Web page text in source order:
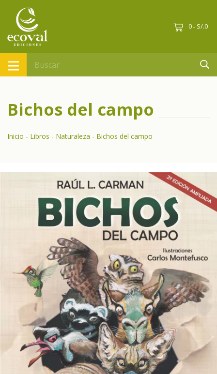
0 - S/.0
Bichos del campo
Inicio - Libros - Naturaleza - Bichos del campo